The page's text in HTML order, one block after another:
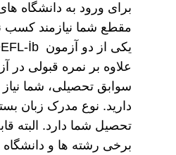
برای ورود به دانشگاه
مقطع شما نیازمند کسب
علاوه بر نمره قبولی در
سوابق تحصیلی، شما
دارید. نوع مدرک زبان
تحصیل شما دارد. البته
برخی رشته ها و دانشگاه